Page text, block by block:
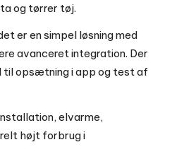
og tørrer tøj.
er en simpel løsning med
avanceret integration. Der
til opsætning i app og test af
elvarme,
højt forbrug i